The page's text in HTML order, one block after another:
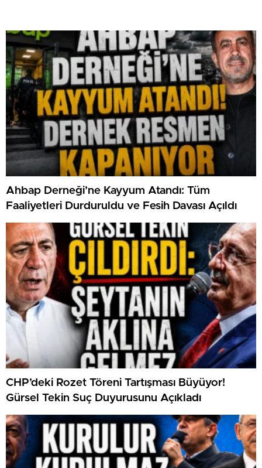
Ahbap Derneği’ne Kayyum Atandı: Tüm
Faaliyetleri Durduruldu ve Fesih Davası Açıldı
CHP’deki Rozet Töreni Tartışması Büyüyor!
Gürsel Tekin Suç Duyurusunu Açıkladı